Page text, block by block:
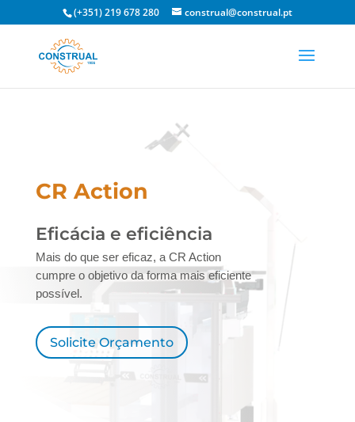
(+351) 219 678 280 construal@construal.pt
CR Action
Eficácia e eficiência
Mais do que ser eficaz, a CR Action
cumpre o objetivo da forma mais eficiente
possível.
Solicite Orçamento